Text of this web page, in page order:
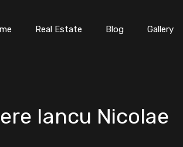
Real Estate Blog Gallery
Iancu Nicolae